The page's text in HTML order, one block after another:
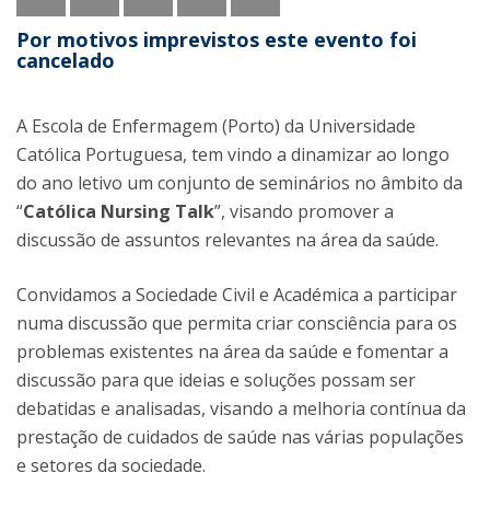
Por motivos imprevistos este evento foi
cancelado
A Escola de Enfermagem (Porto) da Universidade
Católica Portuguesa, tem vindo a dinamizar ao longo
do ano letivo um conjunto de seminários no âmbito da
“Católica Nursing Talk”, visando promover a
discussão de assuntos relevantes na área da saúde.
Convidamos a Sociedade Civil e Académica a participar
numa discussão que permita criar consciência para os
problemas existentes na área da saúde e fomentar a
discussão para que ideias e soluções possam ser
debatidas e analisadas, visando a melhoria contínua da
prestação de cuidados de saúde nas várias populações
e setores da sociedade.